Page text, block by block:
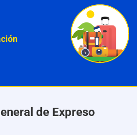
de Expreso